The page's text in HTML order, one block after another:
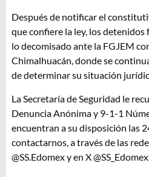
Después de notificar el
que confiere la ley, los
lo decomisado ante la FGJEM
Chimalhuacán, donde se
de determinar su situación
La Secretaría de Seguridad le
Denuncia Anónima y 9-1-1
encuentran a su disposición las
contactarnos, a través de las
@SS.Edomex y en X @SS_Edomex.